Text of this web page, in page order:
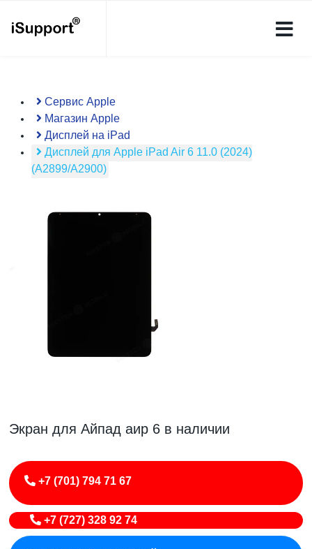
Сервис Apple
Магазин Apple
Дисплей на iPad
Дисплей для Apple iPad Air 6 11.0 (2024)
(A2899/A2900)
Экран для Айпад аир 6 в наличии
+7 (701) 794 71 67
+7 (727) 328 92 74